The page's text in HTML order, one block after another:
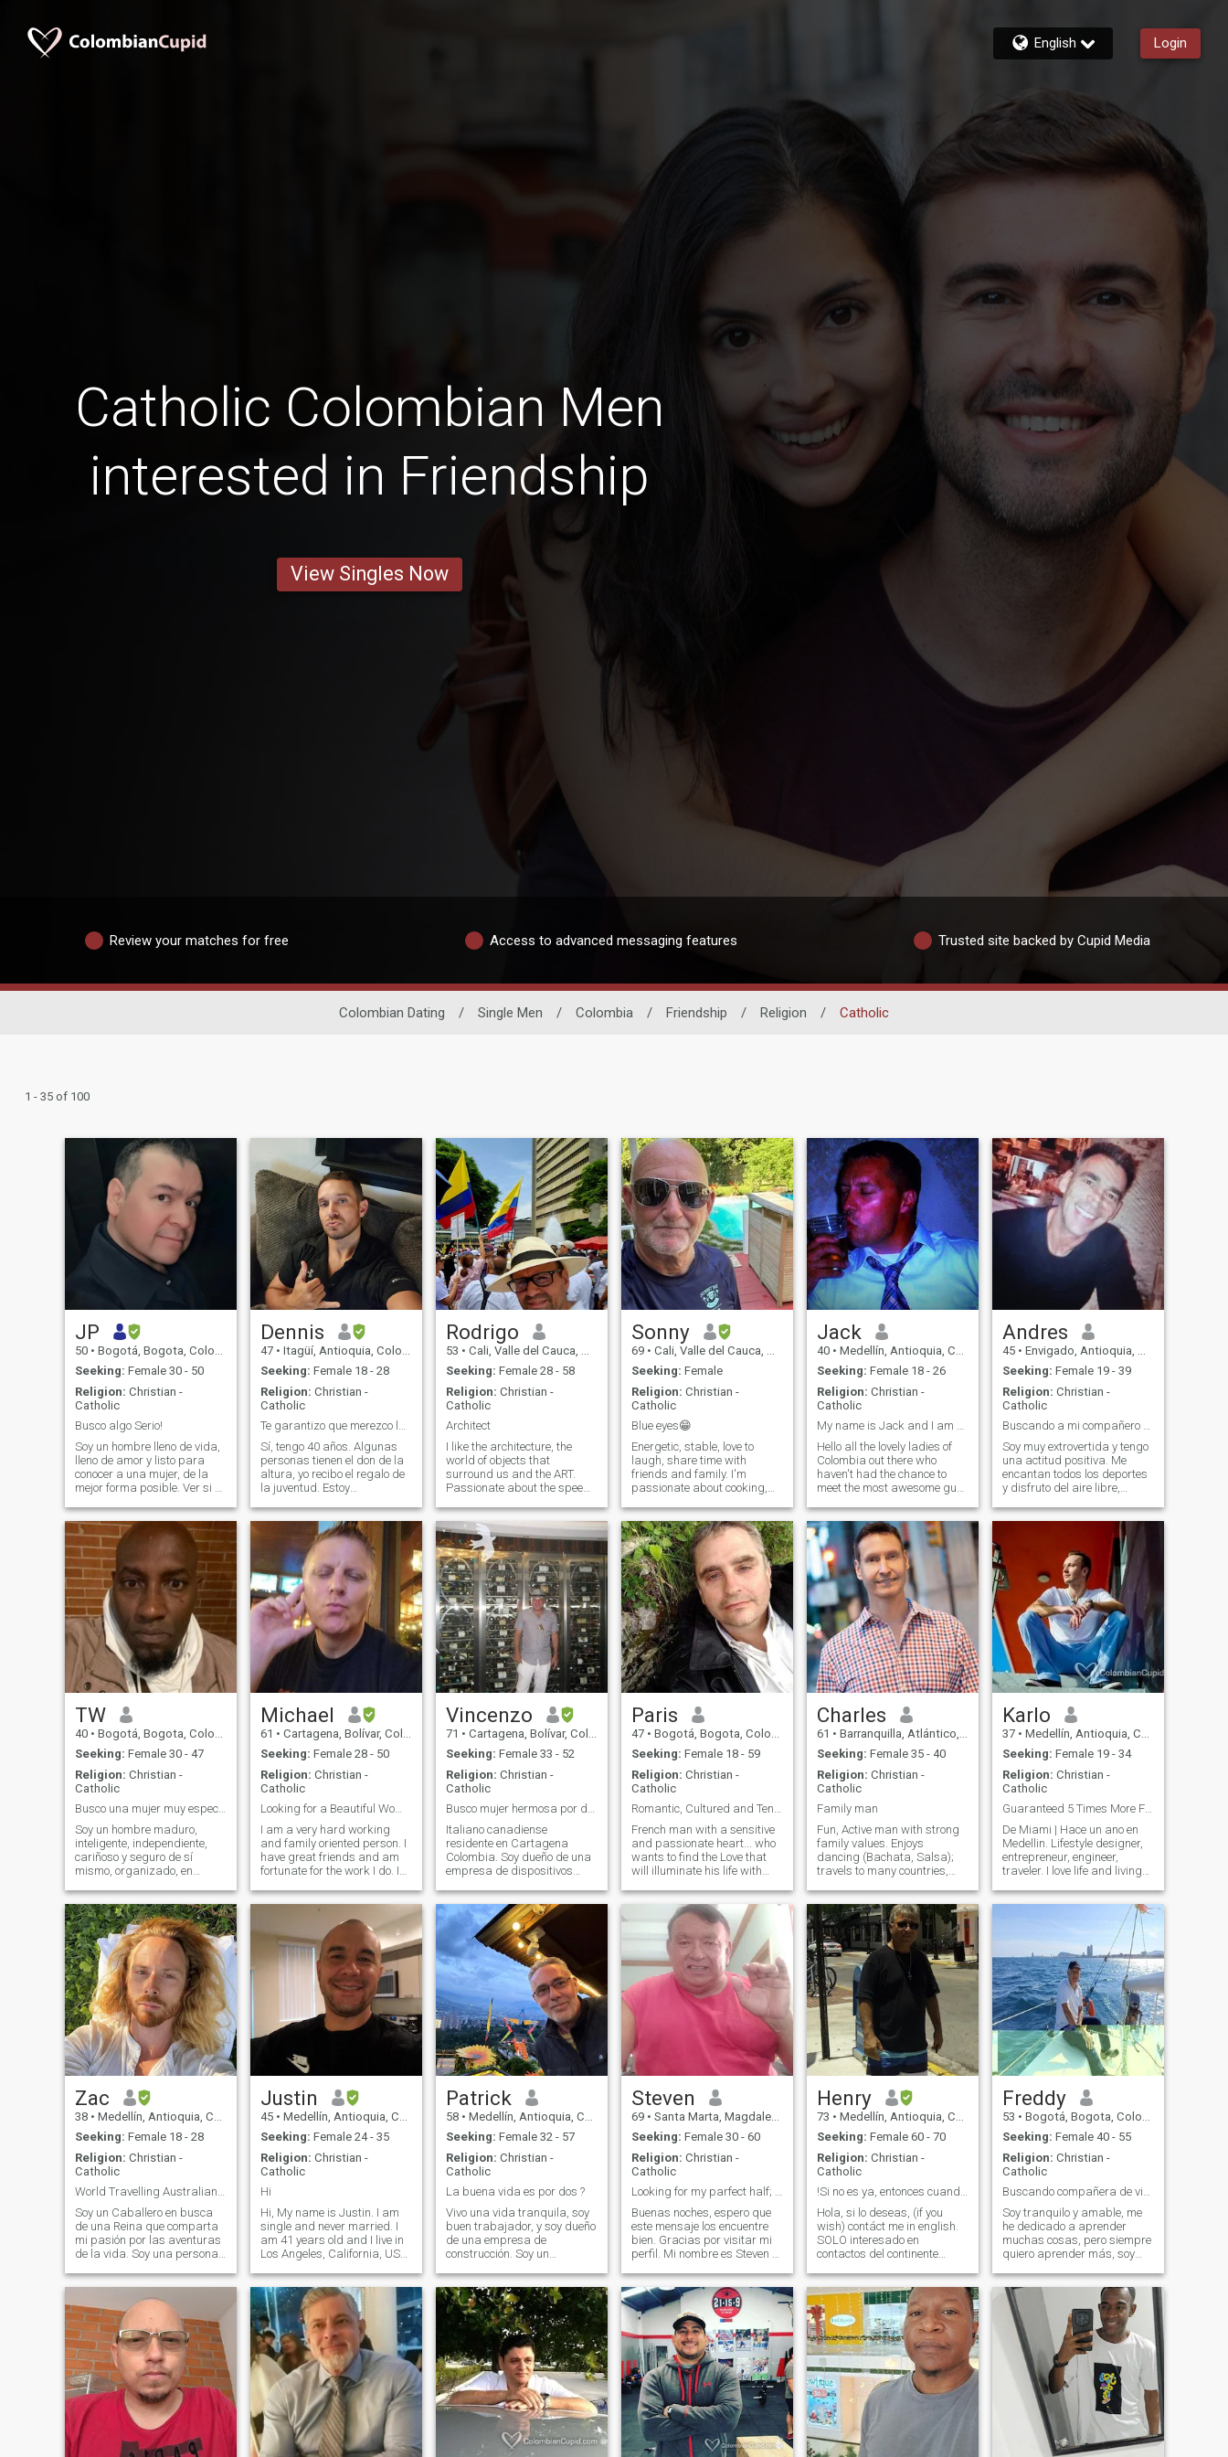
English Login
Catholic Colombian Men
interested in Friendship
View Singles Now
Review your matches for free Access to advanced messaging features Trusted site backed by Cupid Media
Colombian Dating / Single Men / Colombia / Friendship / Religion / Catholic
1 - 35 of 100
JP
50 • Bogotá, Bogota, Colombia
Seeking: Female 30 - 50
Religion: Christian -
Catholic
Busco algo Serio!
Soy un hombre lleno de vida,
lleno de amor y listo para
conocer a una mujer, de la
mejor forma posible. Ver si el
después de tantas
decepciones. Fui criado con
buenos principios morales,
tengo una familia muy unida,
y el valor por la familia para
mi es único. Soy una persona
con espíritu fuerte, lleno de
sueños y metas, y con la
ilusión de encontrar a
alguien que me llene, y que
tenga los mismos sueños
que yo.
Dennis
47 • Itagüí, Antioquia, Colombia
Seeking: Female 18 - 28
Religion: Christian -
Catholic
Te garantizo que merezco la pena leer.:)
Sí, tengo 40 años. Algunas
personas tienen el don de la
altura, yo recibo el regalo de
la juventud. Estoy
escribir y estoy aprendiendo
a hablar, soy bastante
inteligente, así que lo tendré
de inmediato. Soy portugués
est
Rodrigo
53 • Cali, Valle del Cauca, Colombia
Seeking: Female 28 - 58
Religion: Christian -
Catholic
Architect
I like the architecture, the
world of objects that
surround us and the ART.
Passionate about the speed,
like sport in general. Now I
am with the tale of the gym, I
have already dropped a few
kilos. I have a bike hanging,
the use from time to time, it is
as pesadita. Little football,
only when you play the
selection. I like to travel. I love
to make pizza, above all the
potatoes with onions and
rosemary. I speak good
english and italian.
Sonny
69 • Cali, Valle del Cauca, Colombia
Seeking: Female
Religion: Christian -
Catholic
Blue eyes😁
Energetic, stable, love to
laugh, share time with
friends and family. I'm
passionate about cooking,
travel, reading, exploring
and learning about things I
don't know. I’m semi retired
and still do some consulting
work
Jack
40 • Medellín, Antioquia, Colombia
Seeking: Female 18 - 26
Religion: Christian -
Catholic
My name is Jack and I am awesome
Hello all the lovely ladies of
Colombia out there who
haven't had the chance to
meet the most awesome guy
maybe Colombia or maybe
the world..My name is Jack
and I have lived in Medellin
for the greater part of 8
years while traveling to a few
other countries... but Medellin
is home!!
Andres
45 • Envigado, Antioquia, Colombia
Seeking: Female 19 - 39
Religion: Christian -
Catholic
Buscando a mi compañero de vida, mi mejor amiga
Soy muy extrovertida y tengo
una actitud positiva. Me
encantan todos los deportes
y disfruto del aire libre,
hacer caminatas, la playa,
familiares. Respeto y aprecio
las diferentes culturas. I
adore romantic walks and
dinners and surprising my
lady with flowers and
leaving romantic notes on the
bed or in the bathroom.
TW
40 • Bogotá, Bogota, Colombia
Seeking: Female 30 - 47
Religion: Christian -
Catholic
Busco una mujer muy especial que me quiera para…
Soy un hombre maduro,
inteligente, independiente,
cariñoso y seguro de sí
mismo, organizado, en
aventurero, divertido y
divertido, me encanta viajar,
ir de compras, ir a conciertos
e ir al gimnasio para hacer
ejercicio...
Michael
61 • Cartagena, Bolívar, Colombia
Seeking: Female 28 - 50
Religion: Christian -
Catholic
Looking for a Beautiful Woman Inside and Outside
I am a very hard working
and family oriented person. I
have great friends and am
fortunate for the work I do. I
and experience other
cultures. I have traveled a lot
to Colombia because I have a
lot of friends there. I lo
Vincenzo
71 • Cartagena, Bolívar, Colombia
Seeking: Female 33 - 52
Religion: Christian -
Catholic
Busco mujer hermosa por dentro y por fuera
Italiano canadiense
residente en Cartagena
Colombia. Soy dueño de una
empresa de dispositivos
ayudar a tantas personas
como pueda a través de la
tecnología. Por favor, no
mujeres, fotos o
descripciones falsas o están
buscando a alguien que
adopte a sus hijos.Soy una
persona seria con buen
sentido del humor que busca
igualmente de las mujeres
que conozco. El tiempo es el
regalo que tenemos la vida.
Me gustaría usar la mía
sabiamente.
Paris
47 • Bogotá, Bogota, Colombia
Seeking: Female 18 - 59
Religion: Christian -
Catholic
Romantic, Cultured and Tender French Gentleman
French man with a sensitive
and passionate heart... who
wants to find the Love that
will illuminate his life with
traveling and discovering
other cultures in the world. He
love the magic of the arts
and exploring the mysteriou
Charles
61 • Barranquilla, Atlántico, Colombia
Seeking: Female 35 - 40
Religion: Christian -
Catholic
Family man
Fun, Active man with strong
family values. Enjoys
dancing (Bachata, Salsa);
travels to many countries,
adventures, photography,
art, nutrition, goes to gym
several times per week;
plays tennis. But also enjoys
quite times at home. Looking
for a loyal woman to start a
family.
Karlo
37 • Medellín, Antioquia, Colombia
Seeking: Female 19 - 34
Religion: Christian -
Catholic
Guaranteed 5 Times More FUN Than Your Ex!
De Miami | Hace un ano en
Medellin. Lifestyle designer,
entrepreneur, engineer,
traveler. I love life and living
30,000 days and I firmly
things a little varied, stay
active and keep fit, my family
and friends are very
important to me.
Zac
38 • Medellín, Antioquia, Colombia
Seeking: Female 18 - 28
Religion: Christian -
Catholic
World Travelling Australian Inventor/Entrepreneur
Soy un Caballero en busca
de una Reina que comparta
mi pasión por las aventuras
de la vida. Soy una persona
poder de la conexión
una mujer que comparta mi
creencia en la belleza de la
conexión humana auténtica.
En mi tiempo libre, me gusta
sumergirme en diferentes
culturas, probar nuevas
comidas y explorar
diferentes rincones del
mundo. Ya sea caminando
por las montañas o
descansando en una playa,
Justin
45 • Medellín, Antioquia, Colombia
Seeking: Female 24 - 35
Religion: Christian -
Catholic
Hi
Hi, My name is Justin. I am
single and never married. I
am 41 years old and I live in
Los Angeles, California, USA.
home inspection and the
other in real estate
development. I have a degree
in Project Management and i
wor
Patrick
58 • Medellín, Antioquia, Colombia
Seeking: Female 32 - 57
Religion: Christian -
Catholic
La buena vida es por dos ?
Vivo una vida tranquila, soy
buen trabajador, y soy dueño
de una empresa de
construcción. Soy un
disfrutar los momentos
tranquilos también. Creo que
soy un hombre fiel, honesto, y
leal. Tengo oportunidades
visitar muchos países en
Latino América en los anos
pasados. Me encantan la
naturaleza, En mi tiempos
libres, hago yoga,
caminatas senderos,
disfrute andar con mi bici de
la montaña por las
montanas, pero también
Steven
69 • Santa Marta, Magdalena, Colombia
Seeking: Female 30 - 60
Religion: Christian -
Catholic
Looking for my parfect half; are you her?
Buenas noches, espero que
este mensaje los encuentre
bien. Gracias por visitar mi
perfil. Mi nombre es Steven y
Recientemente, con suerte,
me convertiré en ciudadano
colombiano. Ya veremos.
Supongo que me mudé aquí
recientemente desde el
estado de Colorado. Nací y
crecí en el estado de
Colorado. Estuve en el ejército
después de la secundaria y
me retiré. 21 años después,
no fui a la escuela. Me
convertí en médico y trabajé
en una sala de emergencias
Henry
73 • Medellín, Antioquia, Colombia
Seeking: Female 60 - 70
Religion: Christian -
Catholic
!Si no es ya, entonces cuando?
Hola, si lo deseas, (if you
wish) contáct me in english.
SOLO interesado en
contactos del continente
otra forma sera bloqueado.
Lo siento! No estoy interesado
en personas menores de 55 y
menos relaciones con
derechos. Gra
Freddy
53 • Bogotá, Bogota, Colombia
Seeking: Female 40 - 55
Religion: Christian -
Catholic
Buscando compañera de vida
Soy tranquilo y amable, me
he dedicado a aprender
muchas cosas, pero siempre
quiero aprender más, soy
intelectualmente. Me han
dicho también que soy
generoso, noble, atento,
dulce, sano, juicioso,
hogareño, chistoso,
preocupado por